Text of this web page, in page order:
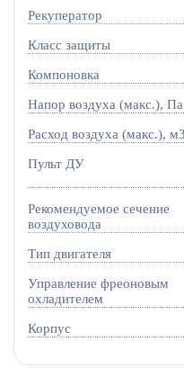
Рекуператор
Класс защиты
Компоновка
Напор воздуха (макс.), Па
Расход воздуха (макс.),
Пульт ДУ
Рекомендуемое сечение
воздуховода
Тип двигателя
Управление фреоновым
охладителем
Корпус